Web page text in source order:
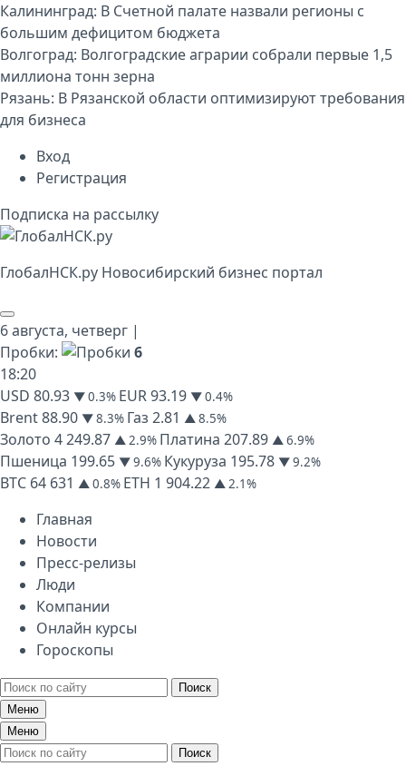
Калининград: В Счетной палате назвали регионы с
большим дефицитом бюджета
Волгоград: Волгоградские аграрии собрали первые 1,5
миллиона тонн зерна
Рязань: В Рязанской области оптимизируют требования
для бизнеса
Вход
Регистрация
Подписка на рассылку
ГлобалНСК.py Новосибирский бизнес портал
6 августа, четверг |
Пробки:
6
18:20
USD 80.93 ▼ 0.3% EUR93.19 ▼ 0.4%
Brent88.90 ▼ 8.3% Газ 2.81 ▲ 8.5%
Золото 4 249.87 ▲ 2.9% Платина 207.89 ▲ 6.9%
Пшеница 199.65 ▼ 9.6% Кукуруза 195.78 ▼ 9.2%
BTC 64 631 ▲ 0.8% ETH 1 904.22 ▲ 2.1%
Главная
Новости
Пресс-релизы
Люди
Компании
Онлайн курсы
Гороскопы
Поиск
Меню
Меню
Поиск